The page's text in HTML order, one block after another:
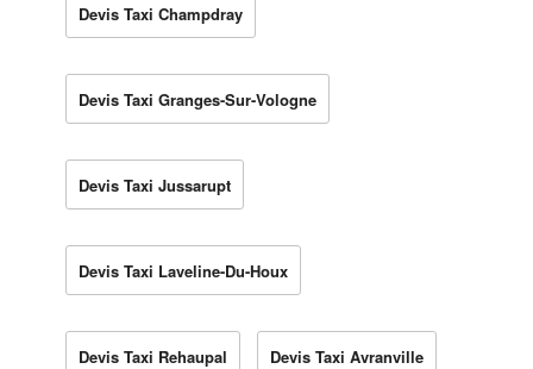
Devis Taxi Champdray
Devis Taxi Granges-Sur-Vologne
Devis Taxi Jussarupt
Devis Taxi Laveline-Du-Houx
Devis Taxi Rehaupal Devis Taxi Avranville